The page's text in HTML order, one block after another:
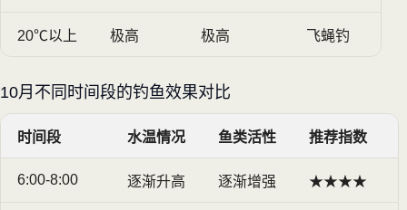
20℃以上 极高 极高 飞蝇钓
10月不同时间段的钓鱼效果对比
时间段 水温情况 鱼类活性 推荐指数
6:00-8:00 逐渐升高 逐渐增强 ★★★★